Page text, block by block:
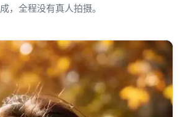
成，全程没有真人拍摄。